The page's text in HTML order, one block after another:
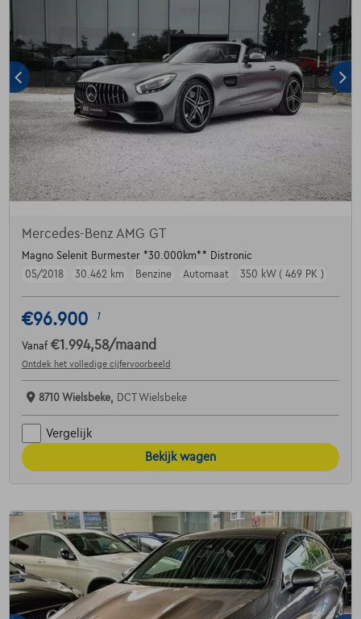
Mercedes-Benz AMG GT
Magno Selenit Burmester *30.000km** Distronic
05/2018
30.462 km Benzine Automaat 350 kW ( 469 PK )
€96.900 1
Vanaf €1.994,58/maand
Ontdek het volledige cijfervoorbeeld
8710 Wielsbeke, DCT Wielsbeke
Vergelijk
Bekijk wagen